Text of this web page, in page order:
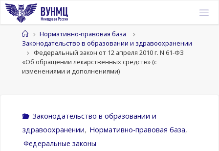
Перейти
содержимому
ГлавнаяНормативно-правовая база
Законодательство в образовании и здравоохранении
Федеральный закон от 12 апреля 2010 г. N 61-ФЗ
«Об обращении лекарственных средств» (с
изменениями и дополнениями)
Законодательство в образовании и
здравоохранении, Нормативно-правовая база,
Федеральные законы